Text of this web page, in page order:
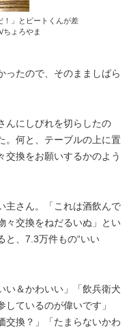
！」とピートくんが差
ちょろやま
ったので、そのまましばら
んにしびれを切らしたの
。何と、テーブルの上に置
交換をお願いするかのよう
主さん。「これは酒飲んで
々交換をねだるいぬ」とい
と、7.3万件もの“いい
＆かわいい」「飲兵衛犬
しているのが偉いです」
換？」「たまらないかわ